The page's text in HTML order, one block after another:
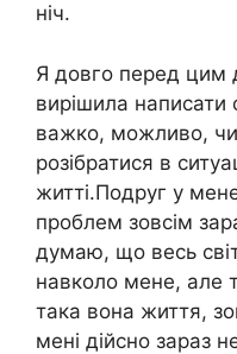
ніч.
Я довго перед цим
вирішила написати
важко, можливо,
розібратися в
житті.Подруг у
проблем зовсім
думаю, що весь
навколо мене, але
така вона життя,
мені дійсно зараз